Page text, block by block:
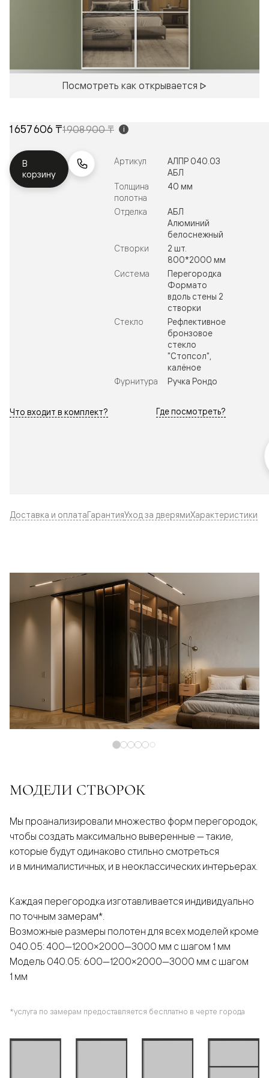
Посмотреть как открывается
1 657 606 ₸1 908 900 ₸ i
В
корзину
Артикул
АЛПР 040.03
АБЛ
Толщина
полотна
40 мм
Отделка
АБЛ
Алюминий
белоснежный
Створки
2 шт.
800*2000 мм
Система
Перегородка
Формато
вдоль стены 2
створки
Стекло
Рефлективное
бронзовое
стекло
"Стопсол",
калёное
Фурнитура
Ручка Рондо
Что входит в комплект? Где посмотреть?
Доставка и оплатаГарантияУход за дверямиХарактеристики
МОДЕЛИ СТВОРОК
Мы проанализировали множество форм перегородок,
чтобы создать максимально выверенные — такие,
которые будут одинаково стильно смотреться
и в минималистичных, и в неоклассических интерьерах.
Каждая перегородка изготавливается индивидуально
по точным замерам*.
Возможные размеры полотен для всех моделей кроме
040.05: 400—1200×2000—3000 мм с шагом 1 мм
Модель 040.05: 600—1200×2000—3000 мм с шагом
1 мм
*услуга по замерам предоставляется бесплатно в черте города